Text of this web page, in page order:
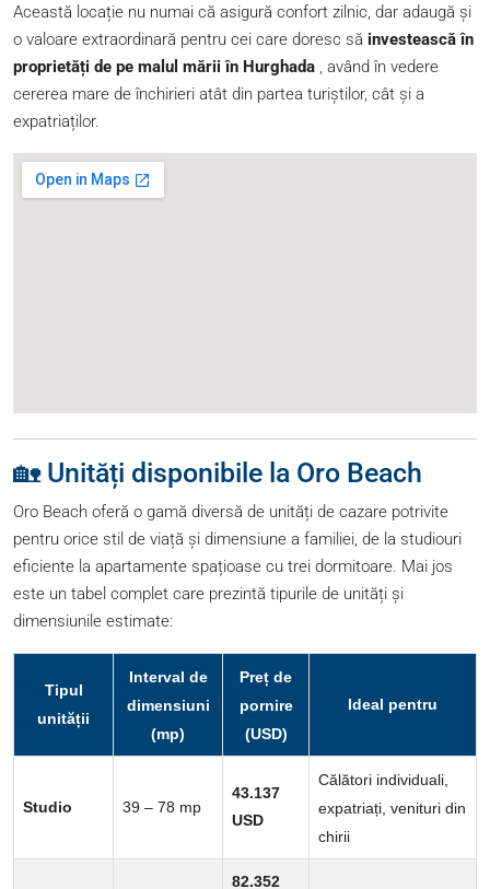
Această locație nu numai că asigură confort zilnic, dar adaugă și
o valoare extraordinară pentru cei care doresc să investească în
proprietăți de pe malul mării în Hurghada , având în vedere
cererea mare de închirieri atât din partea turiștilor, cât și a
expatriaților.
🏡 Unități disponibile la Oro Beach
Oro Beach oferă o gamă diversă de unități de cazare potrivite
pentru orice stil de viață și dimensiune a familiei, de la studiouri
eficiente la apartamente spațioase cu trei dormitoare. Mai jos
este un tabel complet care prezintă tipurile de unități și
dimensiunile estimate:
Tipul
unității
Interval de
dimensiuni
(mp)
Preț de
pornire
(USD)
Ideal pentru
Studio 39 – 78 mp
43.137
USD
Călători individuali,
expatriați, venituri din
chirii
82.352